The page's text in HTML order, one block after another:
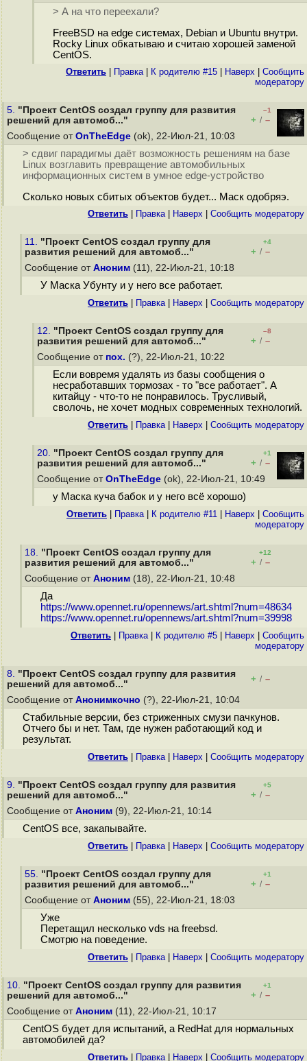
> А на что переехали?
FreeBSD на edge системах, Debian и Ubuntu внутри.
Rocky Linux обкатываю и считаю хорошей заменой
CentOS.
Ответить Правка| К родителю #15 Наверх
Cообщить
модератору
5. "Проект CentOS создал группу для развития
решений для автомоб..."
–1
+ / –
Сообщение от OnTheEdge (ok), 22-Июл-21, 10:03
> сдвиг парадигмы даёт возможность решениям на базе
Linux возглавить превращение автомобильных
информационных систем в умное edge-устройство
Сколько новых сбитых объектов будет... Маск одобряэ.
Ответить Правка| Наверх Cообщить модератору
11. "Проект CentOS создал группу для
развития решений для автомоб..."
+4
+ / –
Сообщение от Аноним (11), 22-Июл-21, 10:18
У Маска Убунту и у него все работает.
Ответить Правка| Наверх Cообщить модератору
12. "Проект CentOS создал группу для
развития решений для автомоб..."
–8
+ / –
Сообщение от пох. (?), 22-Июл-21, 10:22
Если вовремя удалять из базы сообщения о
несработавших тормозах - то "все работает". А
китайцу - что-то не понравилось. Трусливый,
сволочь, не хочет модных современных технологий.
Ответить Правка| Наверх Cообщить модератору
20. "Проект CentOS создал группу для
развития решений для автомоб..."
+1
+ / –
Сообщение от OnTheEdge (ok), 22-Июл-21, 10:49
у Маска куча бабок и у него всё хорошо)
Ответить Правка| К родителю #11 Наверх
Cообщить
модератору
18. "Проект CentOS создал группу для
развития решений для автомоб..."
+12
+ / –
Сообщение от Аноним (18), 22-Июл-21, 10:48
Да
https://www.opennet.ru/opennews/art.shtml?num=48634
https://www.opennet.ru/opennews/art.shtml?num=39998
Ответить Правка| К родителю #5 Наверх
Cообщить
модератору
8. "Проект CentOS создал группу для развития
решений для автомоб..."
+ / –
Сообщение от Анонимкочно (?), 22-Июл-21, 10:04
Стабильные версии, без стриженных смузи пачкунов.
Отчего бы и нет. Там, где нужен работающий код и
результат.
Ответить Правка| Наверх Cообщить модератору
9. "Проект CentOS создал группу для развития
решений для автомоб..."
+5
+ / –
Сообщение от Аноним (9), 22-Июл-21, 10:14
CentOS все, закапывайте.
Ответить Правка| Наверх Cообщить модератору
55. "Проект CentOS создал группу для
развития решений для автомоб..."
+1
+ / –
Сообщение от Аноним (55), 22-Июл-21, 18:03
Уже
Перетащил несколько vds на freebsd.
Смотрю на поведение.
Ответить Правка| Наверх Cообщить модератору
10. "Проект CentOS создал группу для развития
решений для автомоб..."
+1
+ / –
Сообщение от Аноним (11), 22-Июл-21, 10:17
CentOS будет для испытаний, а RedHat для нормальных
автомобилей да?
Ответить Правка| Наверх Cообщить модератору